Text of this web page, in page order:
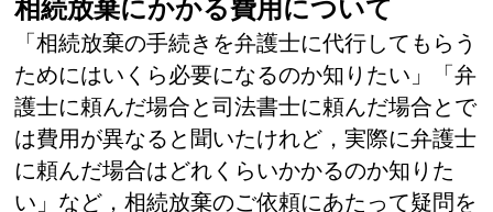
相続放棄にかかる費用について
「相続放棄の手続きを弁護士に代行してもらう
ためにはいくら必要になるのか知りたい」「弁
護士に頼んだ場合と司法書士に頼んだ場合とで
は費用が異なると聞いたけれど，実際に弁護士
に頼んだ場合はどれくらいかかるのか知りた
い」など，相続放棄のご依頼にあたって疑問を